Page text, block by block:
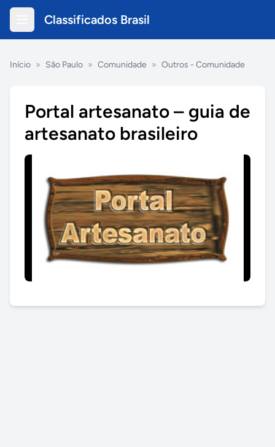
Classificados Brasil
Início » São Paulo » Comunidade » Outros - Comunidade
Portal artesanato – guia de
artesanato brasileiro